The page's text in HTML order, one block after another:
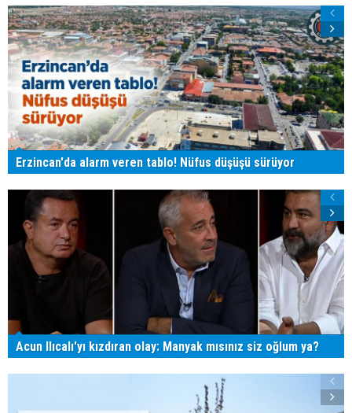
Erzincan'da alarm veren tablo! Nüfus düşüşü sürüyor
Acun Ilıcalı'yı kızdıran olay: Manyak mısınız siz oğlum ya?